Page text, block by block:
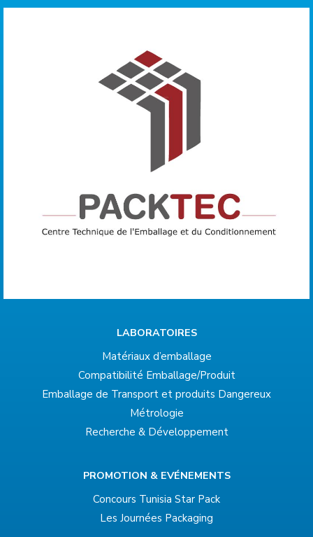
LABORATOIRES
Matériaux d’emballage
Compatibilité Emballage/Produit
Emballage de Transport et produits Dangereux
Métrologie
Recherche & Développement
PROMOTION & EVÉNEMENTS
Concours Tunisia Star Pack
Les Journées Packaging